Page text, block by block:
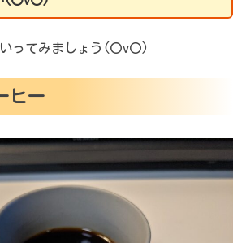
ってみましょう(〇v〇)
ヒー